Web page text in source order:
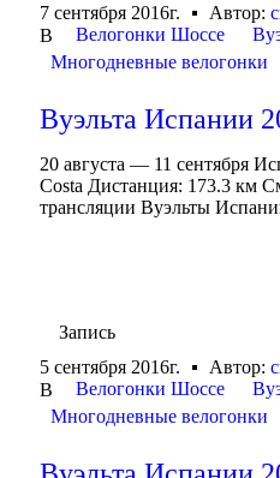
7 сентября 2016г.
Автор:
В
Велогонки Шоссе
Многодневные велогонки
Вуэльта Испании
20 августа — 11 сентября
Costa Дистанция: 173.3 км
трансляции Вуэльты
Запись
5 сентября 2016г.
Автор:
В
Велогонки Шоссе
Многодневные велогонки